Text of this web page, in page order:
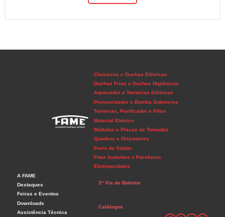
Chuveiros e Duchas Elétricas
Duchas Frias e Duchas Higiênicas
Aquecedor e Torneiras Elétricas
Pressurizador e Bomba Submersa
Torneiras, Purificador e Filtro
Material Elétrico
Módulos e Placas de Tomadas
Quadros e Disjuntores
Ferro de Soldar
Fitas Isolantes e Parafusos
Eletroportáteis
A FAME
Destaques
Feiras e Eventos
Downloads
Assistência Técnica
2ª Via de Boletos
Catálogos